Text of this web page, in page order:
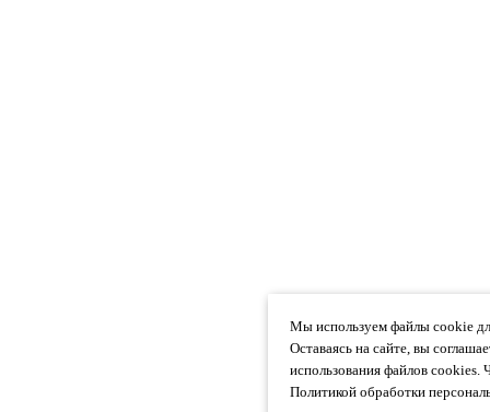
Мы используем файлы cookie
Оставаясь на сайте, вы
использования файлов cookies.
Политикой обработки